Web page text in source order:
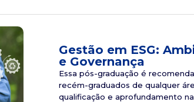
Gestão em ESG:
e Governança
Essa pós-graduação é
recém-graduados de qualquer
qualificação e aprofundamento